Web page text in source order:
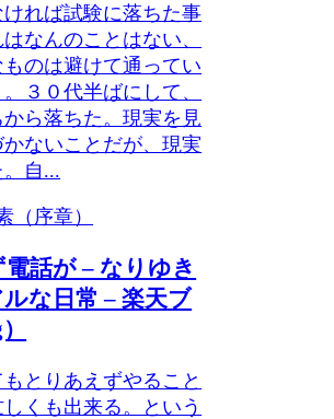
れば試験に落ちた事
なんのことはない、
のは避けて通ってい
３０代半ばにして、
ら落ちた。現実を見
ないことだが、現実
自...
（序章）
話が – なりゆき
な日常 – 楽天ブ
とりあえずやること
くも出来る。という